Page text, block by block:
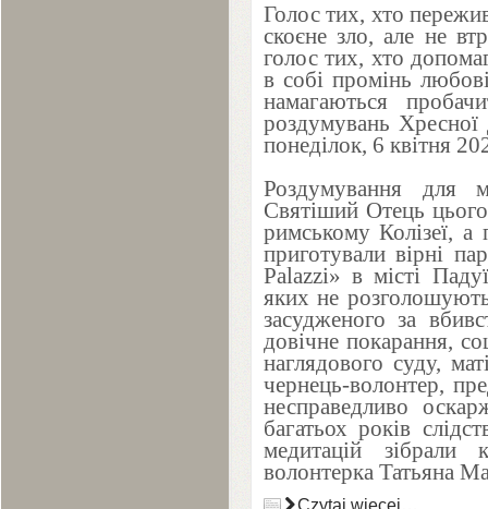
Голос тих, хто
скоєне зло, але не
голос тих, хто
в собі промінь
намагаються
роздумувань
понеділок, 6 квітня
Роздумування для
Святіший Отець
римському Колізеї, а
приготували вірні
Palazzi» в місті
яких не
засудженого за
довічне покарання,
наглядового суду,
чернець-волонтер,
несправедливо
багатьох років
медитацій
волонтерка Татьяна
Czytaj więcej…